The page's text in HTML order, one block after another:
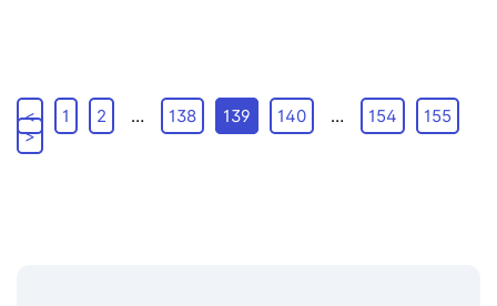
< 1 2 … 138 139 140 … 154
155
>